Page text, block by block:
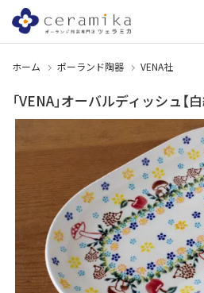
ホーム ポーランド陶器 VENA社
「VENA」オーバルディッシュ【